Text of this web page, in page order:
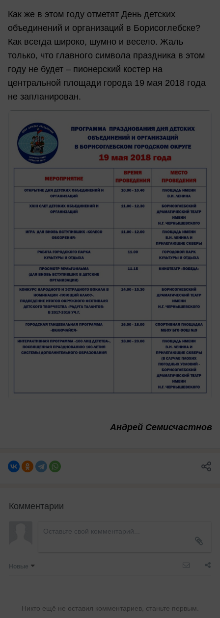
Как же в этом году отметят День детских
объединений и организаций в Борисоглебске?
Как всегда широко, шумно и весело. Жаль
только, что главного символа праздника в этом
году не будет – пионерский костер на
центральной площади города 19 мая 2018 года
не запланирован.
Андрей Семисчастнов
Комментарии
Новые
Никто ещё не оставил комментариев, станьте первым.